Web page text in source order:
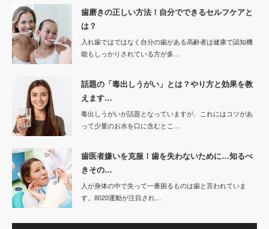
歯磨きの正しい方法！自分でできるセルフケアと
は？
入れ歯ではではなく自分の歯がある高齢者は健康で認知機
能もしっかりされている方が多…
話題の「毒出しうがい」とは？やり方と効果を教
えます…
毒出しうがいが話題となっていますが、これにはコツがあ
って少量のお水を口に含むとこ…
歯医者嫌いを克服！歯を失わないために…知るべ
きその…
人が身体の中で失って一番困るものは歯と言われていま
す。8020運動が注目され…